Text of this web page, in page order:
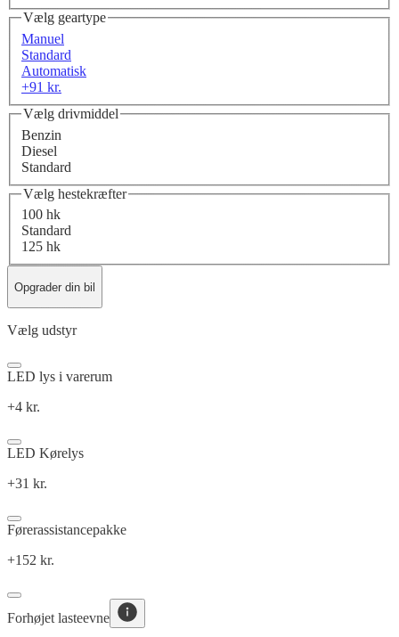
Vælg geartype
Manuel
Standard
Automatisk
+91 kr.
Vælg drivmiddel
Benzin
Diesel
Standard
Vælg hestekræfter
100 hk
Standard
125 hk
Opgrader din bil
Vælg udstyr
LED lys i varerum
+4 kr.
LED Kørelys
+31 kr.
Førerassistancepakke
+152 kr.
Forhøjet lasteevne